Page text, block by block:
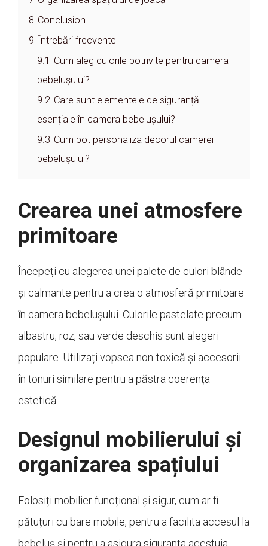
8 Conclusion
9 Întrebări frecvente
9.1 Cum aleg culorile potrivite pentru camera
bebelușului?
9.2 Care sunt elementele de siguranță
esențiale în camera bebelușului?
9.3 Cum pot personaliza decorul camerei
bebelușului?
Crearea unei atmosfere
primitoare
Începeți cu alegerea unei palete de culori blânde
și calmante pentru a crea o atmosferă primitoare
în camera bebelușului. Culorile pastelate precum
albastru, roz, sau verde deschis sunt alegeri
populare. Utilizați vopsea non-toxică și accesorii
în tonuri similare pentru a păstra coerența
estetică.
Designul mobilierului și
organizarea spațiului
Folosiți mobilier funcțional și sigur, cum ar fi
pătuțuri cu bare mobile, pentru a facilita accesul la
bebeluș și pentru a asigura siguranța acestuia.